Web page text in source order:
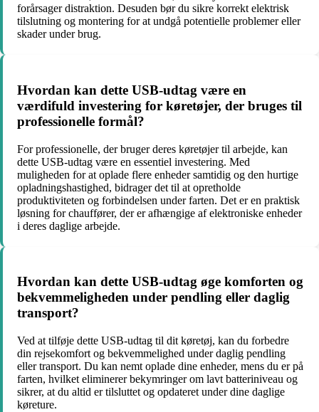
forårsager distraktion. Desuden bør du sikre korrekt elektrisk
tilslutning og montering for at undgå potentielle problemer eller
skader under brug.
Hvordan kan dette USB-udtag være en
værdifuld investering for køretøjer, der bruges til
professionelle formål?
For professionelle, der bruger deres køretøjer til arbejde, kan
dette USB-udtag være en essentiel investering. Med
muligheden for at oplade flere enheder samtidig og den hurtige
opladningshastighed, bidrager det til at opretholde
produktiviteten og forbindelsen under farten. Det er en praktisk
løsning for chauffører, der er afhængige af elektroniske enheder
i deres daglige arbejde.
Hvordan kan dette USB-udtag øge komforten og
bekvemmeligheden under pendling eller daglig
transport?
Ved at tilføje dette USB-udtag til dit køretøj, kan du forbedre
din rejsekomfort og bekvemmelighed under daglig pendling
eller transport. Du kan nemt oplade dine enheder, mens du er på
farten, hvilket eliminerer bekymringer om lavt batteriniveau og
sikrer, at du altid er tilsluttet og opdateret under dine daglige
køreture.